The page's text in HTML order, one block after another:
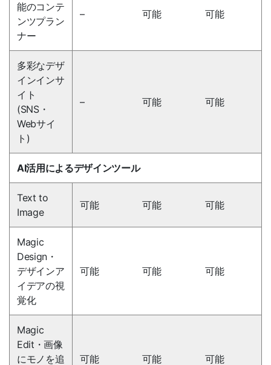
能のコンテ
ンツプラン
ナー
– 可能 可能
多彩なデザ
インインサ
イト
(SNS・
Webサイ
ト)
– 可能 可能
AI活用によるデザインツール
Text to
Image
可能 可能 可能
Magic
Design・
デザインア
イデアの視
覚化
可能 可能 可能
Magic
Edit・画像
にモノを追
可能 可能 可能